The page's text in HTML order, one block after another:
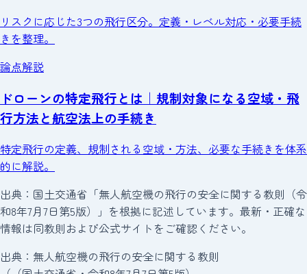
リスクに応じた3つの飛行区分。定義・レベル対応・必要手続
きを整理。
論点解説
ドローンの特定飛行とは｜規制対象になる空域・飛
行方法と航空法上の手続き
特定飛行の定義、規制される空域・方法、必要な手続きを体系
的に解説。
出典：国土交通省「無人航空機の飛行の安全に関する教則（令
和8年7月7日第5版）」を根拠に記述しています。最新・正確な
情報は同教則および公式サイトをご確認ください。
出典：無人航空機の飛行の安全に関する教則